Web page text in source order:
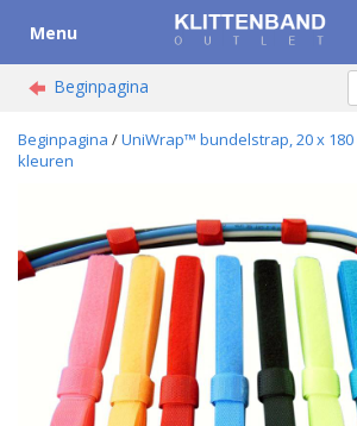
Menu
Beginpagina
Beginpagina /UniWrap™ bundelstrap, 20 x
kleuren